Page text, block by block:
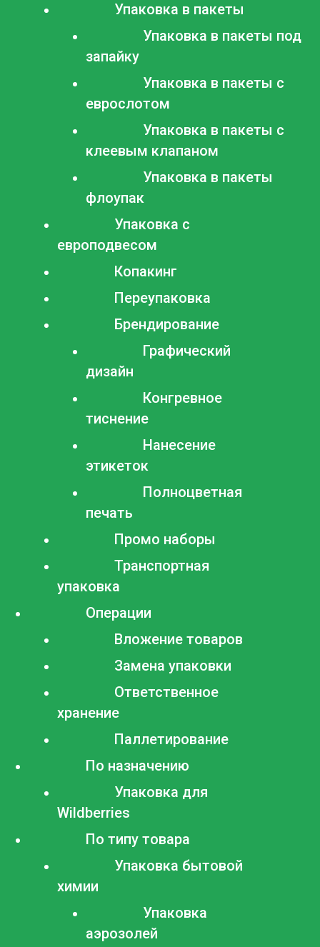
Упаковка в пакеты
Упаковка в пакеты под
запайку
Упаковка в пакеты с
еврослотом
Упаковка в пакеты с
клеевым клапаном
Упаковка в пакеты
флоупак
Упаковка с
европодвесом
Копакинг
Переупаковка
Брендирование
Графический
дизайн
Конгревное
тиснение
Нанесение
этикеток
Полноцветная
печать
Промо наборы
Транспортная
упаковка
Операции
Вложение товаров
Замена упаковки
Ответственное
хранение
Паллетирование
По назначению
Упаковка для
Wildberries
По типу товара
Упаковка бытовой
химии
Упаковка
аэрозолей